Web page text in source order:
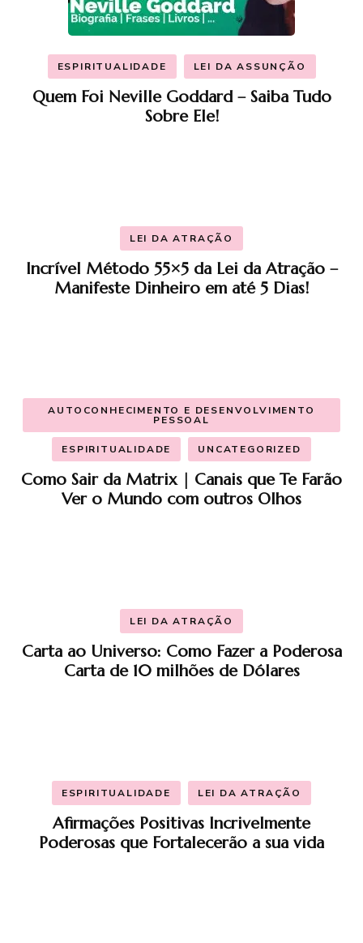
ESPIRITUALIDADE LEI DA ASSUNÇÃO
Quem Foi Neville Goddard – Saiba Tudo
Sobre Ele!
LEI DA ATRAÇÃO
Incrível Método 55×5 da Lei da Atração –
Manifeste Dinheiro em até 5 Dias!
AUTOCONHECIMENTO E DESENVOLVIMENTO
PESSOAL
ESPIRITUALIDADE UNCATEGORIZED
Como Sair da Matrix | Canais que Te Farão
Ver o Mundo com outros Olhos
LEI DA ATRAÇÃO
Carta ao Universo: Como Fazer a Poderosa
Carta de 10 milhões de Dólares
ESPIRITUALIDADE LEI DA ATRAÇÃO
Afirmações Positivas Incrivelmente
Poderosas que Fortalecerão a sua vida